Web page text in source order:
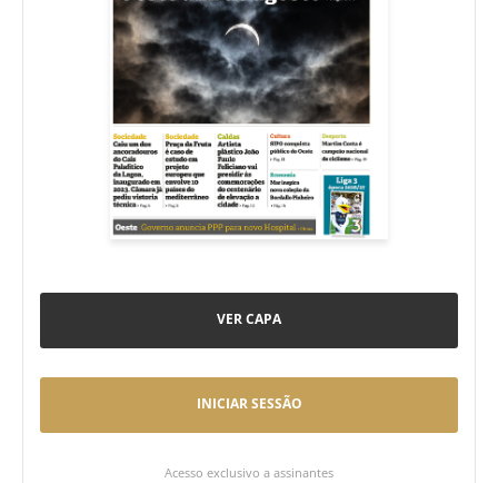
VER CAPA
INICIAR SESSÃO
Acesso exclusivo a assinantes